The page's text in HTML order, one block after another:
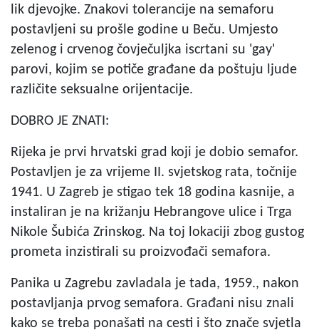
lik djevojke. Znakovi tolerancije na semaforu
postavljeni su prošle godine u Beču. Umjesto
zelenog i crvenog čovječuljka iscrtani su 'gay'
parovi, kojim se potiče građane da poštuju ljude
različite seksualne orijentacije.
DOBRO JE ZNATI:
Rijeka je prvi hrvatski grad koji je dobio semafor.
Postavljen je za vrijeme II. svjetskog rata, točnije
1941. U Zagreb je stigao tek 18 godina kasnije, a
instaliran je na križanju Hebrangove ulice i Trga
Nikole Šubića Zrinskog. Na toj lokaciji zbog gustog
prometa inzistirali su proizvođači semafora.
Panika u Zagrebu zavladala je tada, 1959., nakon
postavljanja prvog semafora. Građani nisu znali
kako se treba ponašati na cesti i što znače svjetla